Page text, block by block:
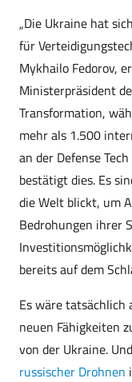
„Die Ukraine hat
für
Mykhailo Fedorov,
Ministerpräsident
Transformation,
mehr als 1.500
an der Defense
bestätigt dies. Es
die Welt blickt, um
Bedrohungen ihrer
bereits auf dem
Es wäre tatsächlich
neuen Fähigkeiten
von der Ukraine.
russischer Drohnen